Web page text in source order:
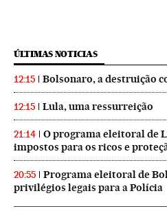
ÚLTIMAS NOTICIAS
12:15 Bolsonaro, a destruição
12:15 Lula, uma ressurreição
21:14
O programa eleitoral de
impostos para os ricos e
20:55
Programa eleitoral de
privilégios legais para a Polícia